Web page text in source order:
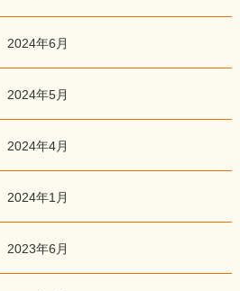
2024年6月
2024年5月
2024年4月
2024年1月
2023年6月